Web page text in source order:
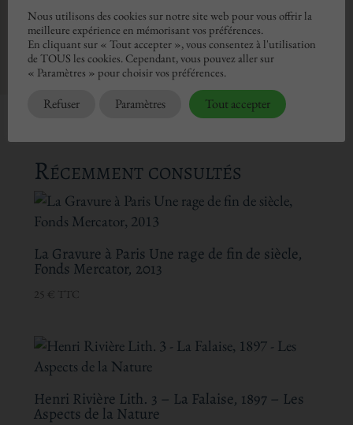
Aucun produit associé.
Récemment consultés
La Gravure à Paris Une rage de fin de siècle,
Fonds Mercator, 2013
25 € TTC
Henri Rivière Lith. 3 – La Falaise, 1897 – Les
Aspects de la Nature
Nous utilisons des cookies sur notre site web pour vous offrir la
meilleure expérience en mémorisant vos préférences.
En cliquant sur « Tout accepter », vous consentez à l'utilisation
de TOUS les cookies. Cependant, vous pouvez aller sur
« Paramètres » pour choisir vos préférences.
Refuser Paramètres Tout accepter